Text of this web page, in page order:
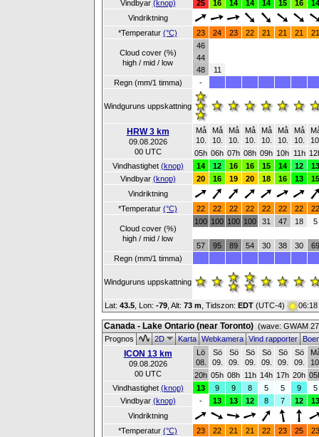
Vindbyar (knop) 25 16 14 14 14 15 16
14
Vindriktning
*Temperatur (°C) 23 24 23 22 21 21 21 21
Cloud cover (%)
high / mid / low
46
44
48
11
Regn (mm/1 timma)
-
Windguruns uppskattning
HRW 3 km
09.08.2026
00 UTC
Må
10.
Må
10.
Må
10.
Må
10.
Må
10.
Må
10.
Må
10.
05h 06h 07h 08h 09h 10h 11h
Vindhastighet (knop) 14 12 16 16 15 14 12
13
Vindbyar (knop) 20 16 19 20 18 16 13
15
Vindriktning
*Temperatur (°C) 22 22 22 22 22 22 22 22
Cloud cover (%)
high / mid / low
100
57
100
95
100
89
100
54
31
30
47
38
18
30
5
69
Regn (mm/1 timma)
Windguruns uppskattning
Lat: 43.5 , Lon: -79 Alt: 73 m , Tidszon: EDT (UTC-4)
Canada - Lake Ontario (near Toronto) (wave: GWAM
Prognos
2D KartaWebkameraVind rapporter
ICON 13 km
09.08.2026
00 UTC
Lö
08.
Sö
09.
Sö
09.
Sö
09.
Sö
09.
Sö
09.
Sö
09.
20h 05h 08h 11h 14h 17h 20h
Vindhastighet (knop) 13 9 9 8 5 5 9
5
Vindbyar (knop) - 13 13 12 8 7 12
13
Vindriktning
*Temperatur (°C) 23 22 21 21 22 23 25 23